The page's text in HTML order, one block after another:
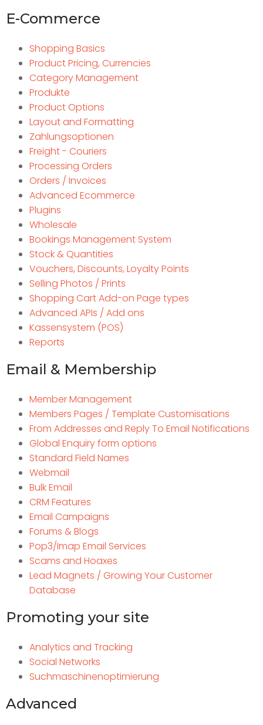
E-Commerce
Shopping Basics
Product Pricing, Currencies
Category Management
Produkte
Product Options
Layout and Formatting
Zahlungsoptionen
Freight - Couriers
Processing Orders
Orders / Invoices
Advanced Ecommerce
Plugins
Wholesale
Bookings Management System
Stock & Quantities
Vouchers, Discounts, Loyalty Points
Selling Photos / Prints
Shopping Cart Add-on Page types
Advanced APIs / Add ons
Kassensystem (POS)
Reports
Email & Membership
Member Management
Members Pages / Template Customisations
From Addresses and Reply To Email Notifications
Global Enquiry form options
Standard Field Names
Webmail
Bulk Email
CRM Features
Email Campaigns
Forums & Blogs
Pop3/Imap Email Services
Scams and Hoaxes
Lead Magnets / Growing Your Customer
Database
Promoting your site
Analytics and Tracking
Social Networks
Suchmaschinenoptimierung
Advanced